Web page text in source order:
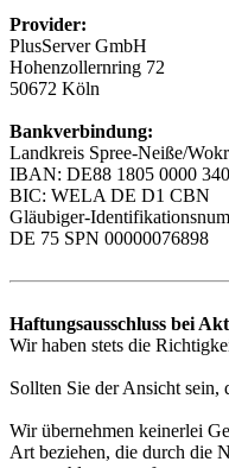
Provider:
PlusServer GmbH
Hohenzollernring 72
50672 Köln
Bankverbindung:
Landkreis Spree-Neiße/
IBAN: DE88 1805 0000
BIC: WELA DE D1 CBN
Gläubiger-
DE 75 SPN 00000076898
Haftungsausschluss bei
Wir haben stets die
Sollten Sie der Ansicht
Wir übernehmen keinerlei
Art beziehen, die durch die